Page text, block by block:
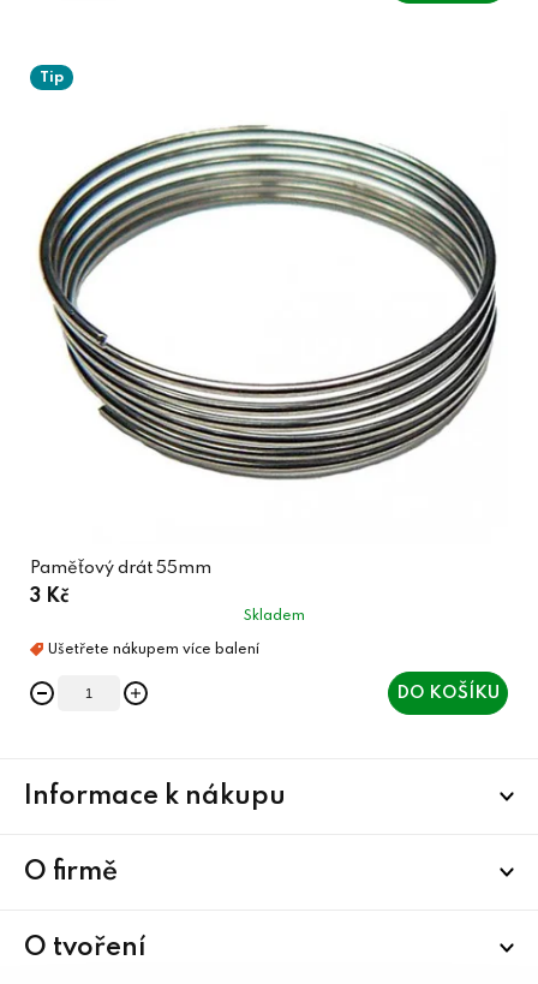
Tip
Paměťový drát 55mm
3 Kč
Skladem
DO KOŠÍKU
Informace k nákupu
O firmě
O tvoření